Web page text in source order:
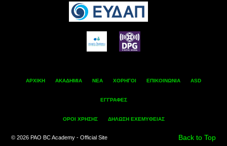
ΑΡΧΙΚΗ ΑΚΑΔΗΜΙΑ ΝΕΑ ΧΟΡΗΓΟΙ ΕΠΙΚΟΙΝΩΝΙΑ ASD
ΕΓΓΡΑΦΕΣ
ΟΡΟΙ ΧΡΗΣΗΣ ΔΗΛΩΣΗ ΕΧΕΜΥΘΕΙΑΣ
Back to Top
© 2026 PAO BC Academy - Official Site